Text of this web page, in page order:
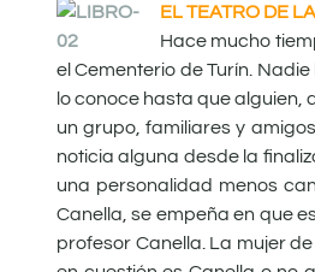
EL TEATRO DE
Hace mucho
el Cementerio de Turín.
lo conoce hasta que alguien,
un grupo, familiares y
noticia alguna desde la
una personalidad menos
Canella, se empeña en que
profesor Canella. La mujer